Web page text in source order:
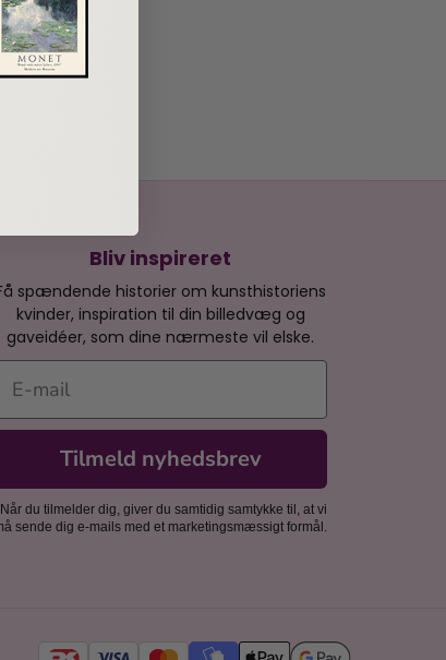
Bliv inspireret
spændende historier om kunsthistoriens
kvinder, inspiration til din billedvæg og
gaveidéer, som dine nærmeste vil elske.
mail
Tilmeld nyhedsbrev
Når du tilmelder dig, giver du samtidig samtykke til, at vi
sende dig e-mails med et marketingsmæssigt formål.